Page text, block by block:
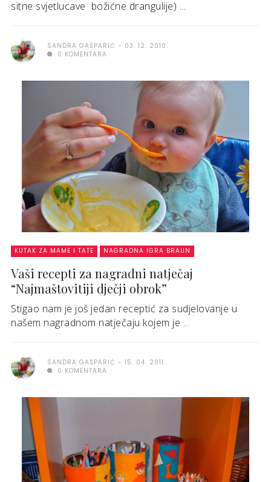
sitne svjetlucave božićne drangulije) ...
SANDRA GAŠPARIĆ
03. 12. 2010.
0 KOMENTARA
KUTAK ZA MAME I TATE NAGRADNA IGRA BRAUN
Vaši recepti za nagradni natječaj
“Najmaštovitiji dječji obrok”
Stigao nam je još jedan receptić za sudjelovanje u
našem nagradnom natječaju kojem je ...
SANDRA GAŠPARIĆ
15. 04. 2011.
0 KOMENTARA